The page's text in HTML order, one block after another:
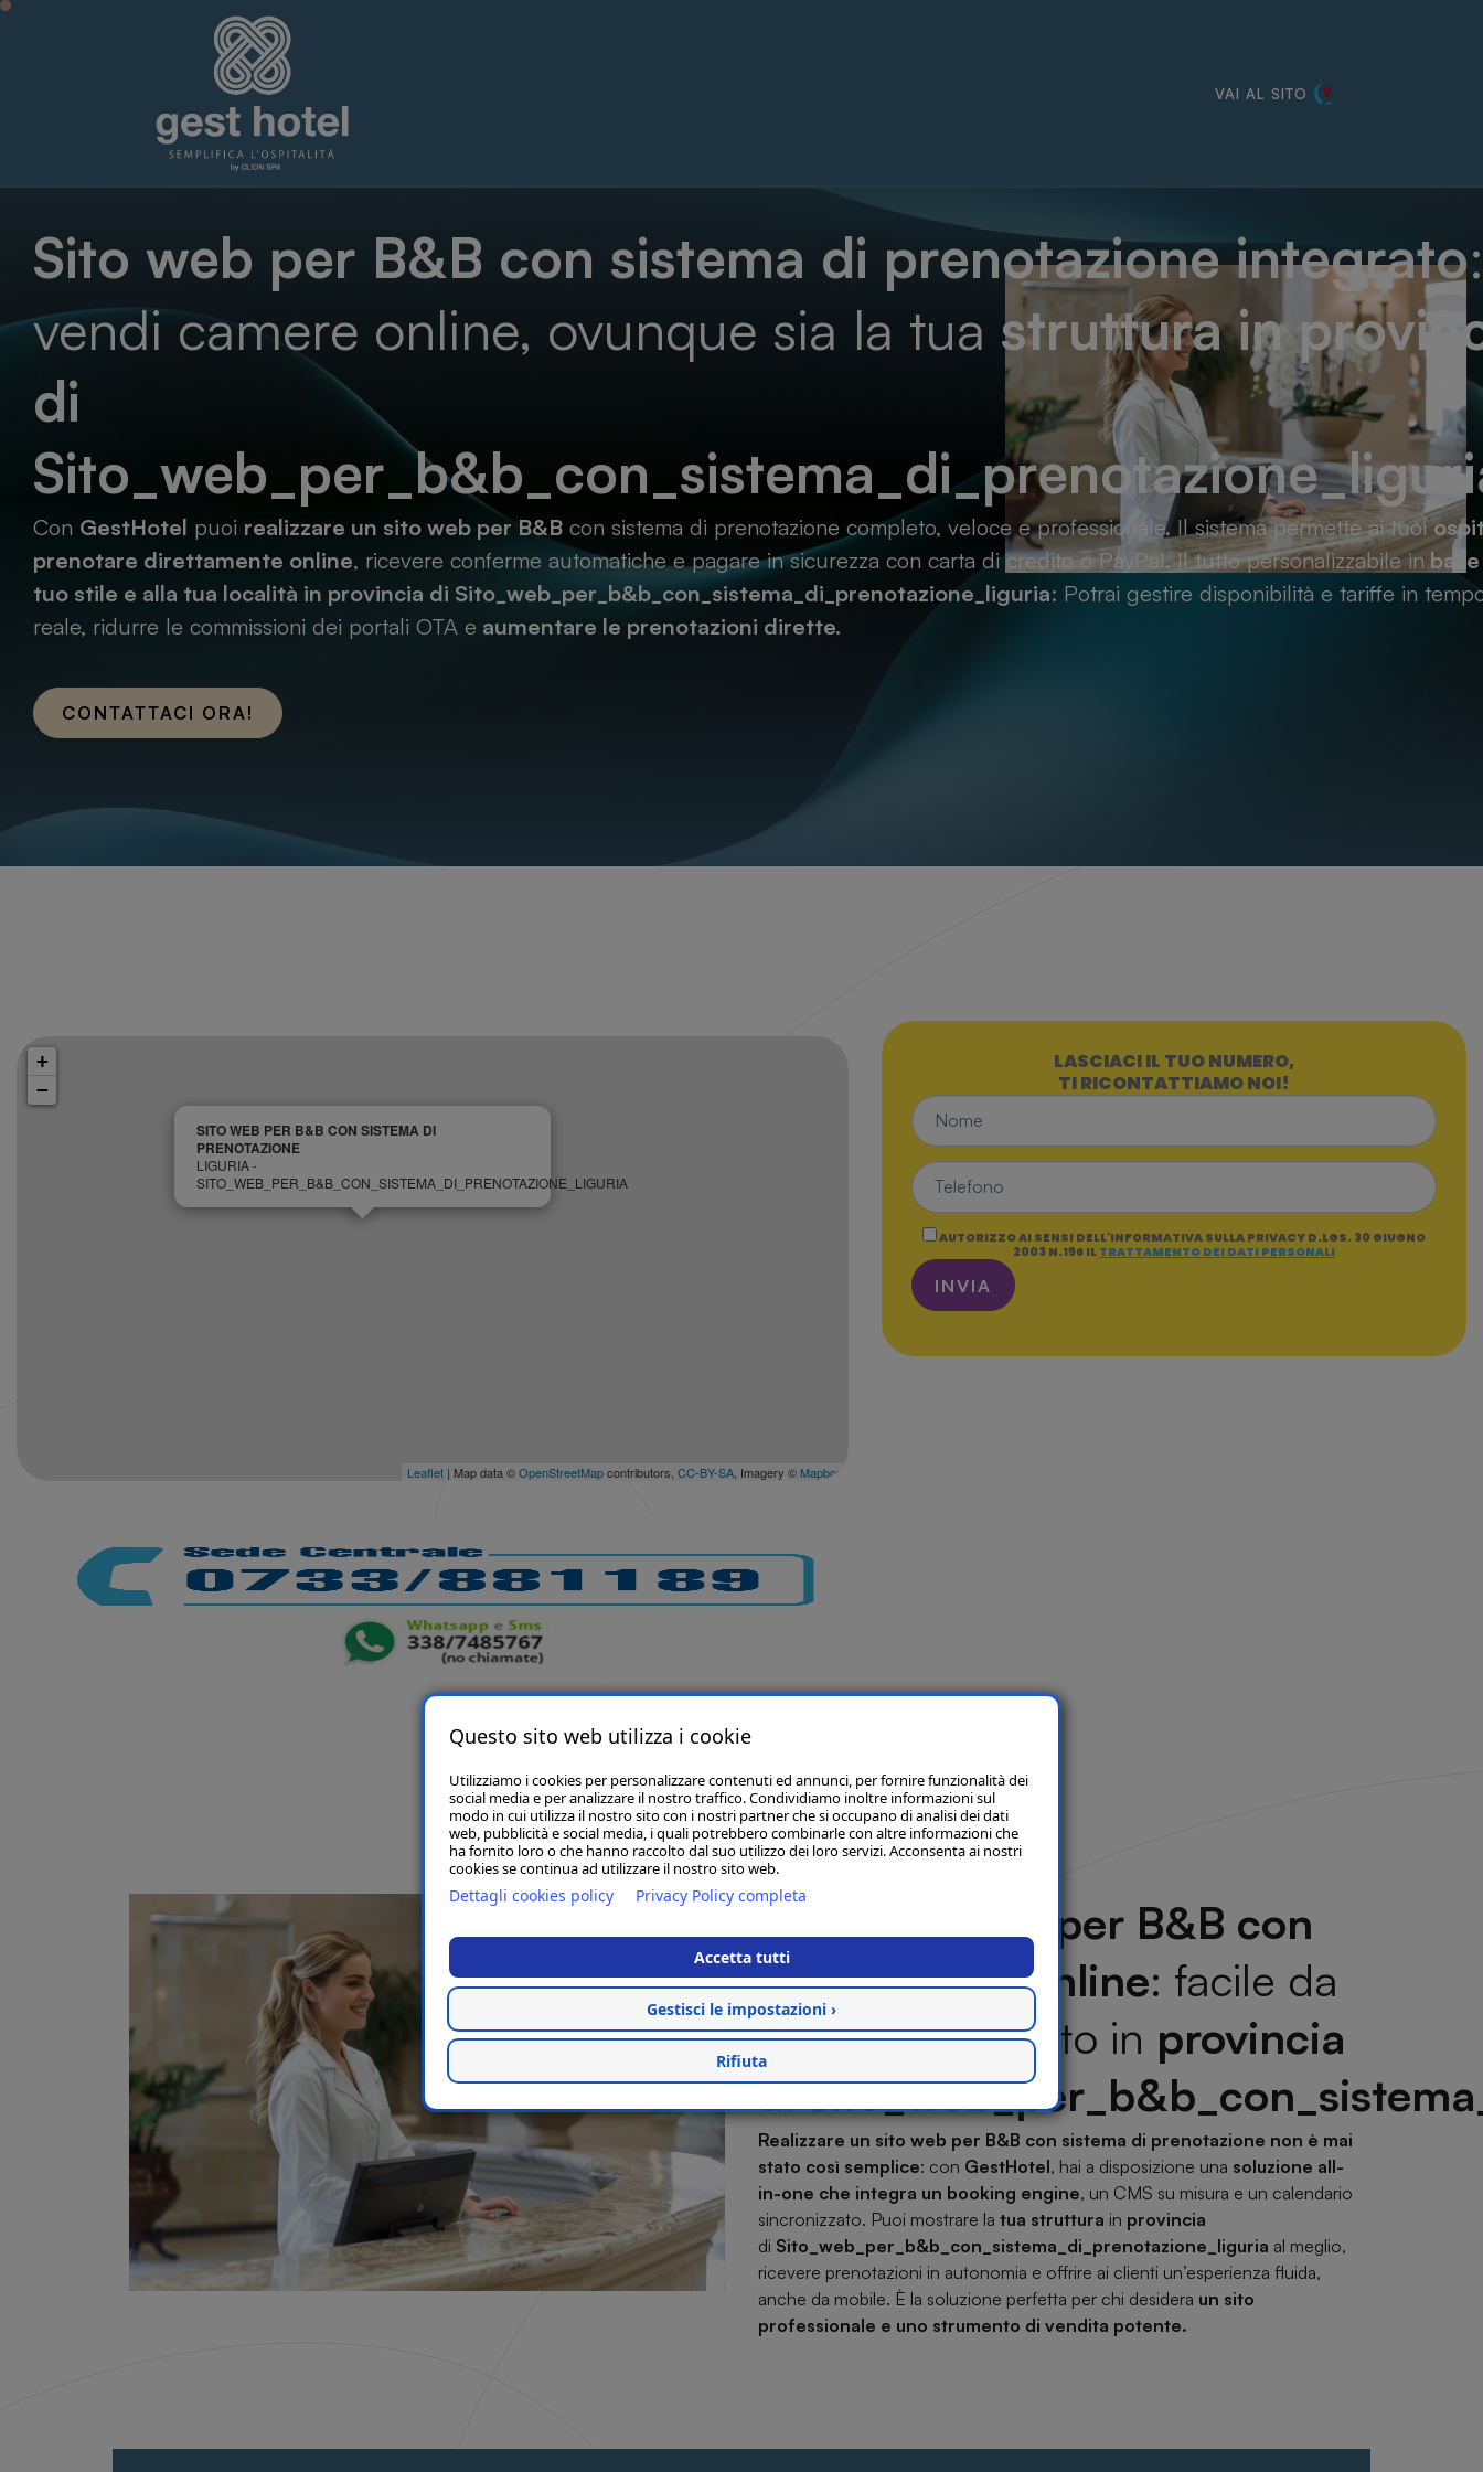
VAI AL SITO
Sito web per B&B con sistema di prenotazione integrato:
vendi camere online, ovunque sia la tua struttura in
di
Con GestHotel puoi realizzare un sito web per B&B con sistema di prenotazione completo, veloce e professionale. Il sistema permette ai tuoi
prenotare direttamente online, ricevere conferme automatiche e pagare in sicurezza con carta di credito o PayPal. Il tutto personalizzabile in
tuo stile e alla tua località in provincia di Sito_web_per_b&b_con_sistema_di_prenotazione_liguria: Potrai gestire disponibilità e tariffe in
reale, ridurre le commissioni dei portali OTA e aumentare le prenotazioni dirette.
CONTATTACI ORA!
SITO WEB PER B&B CON SISTEMA DI
PRENOTAZIONE
LIGURIA -
SITO_WEB_PER_B&B_CON_SISTEMA_DI_PRENOTAZIONE_LIGURIA
+
−
Leaflet | Map data ©OpenStreetMapcontributors, CC-BY-SA , Imagery © Mapbox
LASCIACI IL TUO NUMERO,
TI RICONTATTIAMO NOI!
AUTORIZZO AI SENSI DELL'INFORMATIVA SULLA PRIVACY D.LGS. 30 GIUGNO
2003 N.196 IL TRATTAMENTO DEI DATI PERSONALI
INVIA
Il tuo sito web per B&B con
prenotazioni online: facile da
usare, ottimizzato in provincia
di
Realizzare un sito web per B&B con sistema di prenotazione non è mai
stato così semplice: con GestHotel, hai a disposizione una soluzione all-
in-one che integra un booking engine, un CMS su misura e un calendario
sincronizzato. Puoi mostrare la tua struttura in provincia
di Sito_web_per_b&b_con_sistema_di_prenotazione_liguria al meglio,
ricevere prenotazioni in autonomia e offrire ai clienti un’esperienza fluida,
anche da mobile. È la soluzione perfetta per chi desidera un sito
professionale e uno strumento di vendita potente.
Questo sito web utilizza i cookie
Utilizziamo i cookies per personalizzare contenuti ed annunci, per fornire funzionalità dei
social media e per analizzare il nostro traffico. Condividiamo inoltre informazioni sul
modo in cui utilizza il nostro sito con i nostri partner che si occupano di analisi dei dati
web, pubblicità e social media, i quali potrebbero combinarle con altre informazioni che
ha fornito loro o che hanno raccolto dal suo utilizzo dei loro servizi. Acconsenta ai nostri
cookies se continua ad utilizzare il nostro sito web.
Dettagli cookies policy Privacy Policy completa
Accetta tutti
Gestisci le impostazioni ›
Rifiuta